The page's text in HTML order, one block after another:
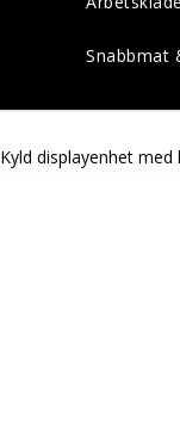
Snabbmat
Kyld displayenhet